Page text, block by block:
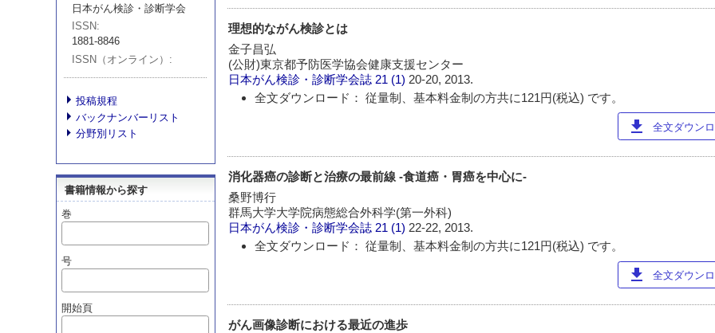
日本がん検診・診断学会
ISSN
1881-8846
ISSN（オンライン）
投稿規程
バックナンバーリスト
分野別リスト
書籍情報から探す
巻
号
開始頁
理想的ながん検診とは
金子昌弘
(公財)東京都予防医学協会健康支援センター
日本がん検診・診断学会誌 21 (1) 20-20, 2013.
全文ダウンロード： 従量制、基本料金制の方共に121円(税込) です。
download 全文ダウン
消化器癌の診断と治療の最前線 -食道癌・胃癌を中心に-
桑野博行
群馬大学大学院病態総合外科学(第一外科)
日本がん検診・診断学会誌 21 (1) 22-22, 2013.
全文ダウンロード： 従量制、基本料金制の方共に121円(税込) です。
download 全文ダウン
がん画像診断における最近の進歩